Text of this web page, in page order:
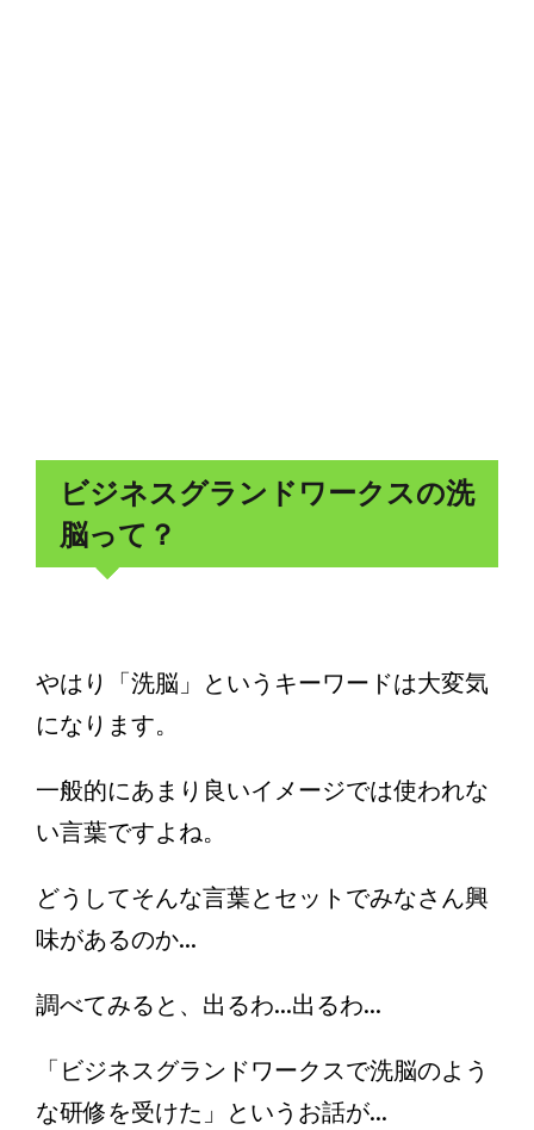
ビジネスグランドワークスの洗
脳って？
やはり「洗脳」というキーワードは大変気
になります。
一般的にあまり良いイメージでは使われな
い言葉ですよね。
どうしてそんな言葉とセットでみなさん興
味があるのか...
調べてみると、出るわ...出るわ...
「ビジネスグランドワークスで洗脳のよう
な研修を受けた」というお話が...